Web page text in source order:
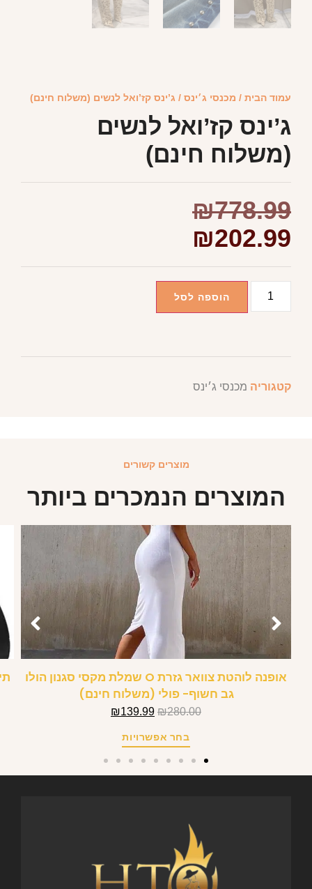
עמוד הבית / מכנסי ג׳ינס / ג’ינס קז’ואל לנשים (משלוח חינם)
ג’ינס קז’ואל לנשים
(משלוח חינם)
₪778.99
₪202.99
הוספה לסל
קטגוריה מכנסי ג׳ינס
מוצרים קשורים
המוצרים הנמכרים ביותר
אופנה לוהטת צוואר גזרת O שמלת מקסי סגנון הולו
גב חשוף- פולי (משלוח חינם)
₪280.00
₪139.99
בחר אפשרויות